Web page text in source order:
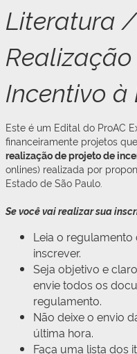
Literatura
Incentivo à
Este é um Edital do ProAC
financeiramente projetos
realização de projeto de
onlines) realizada por
Estado de São Paulo.
Se você vai realizar sua
Leia o
inscrever.
Seja objetivo e
envie todos os
regulamento.
Não deixe o envio
última hora.
Faça uma lista dos